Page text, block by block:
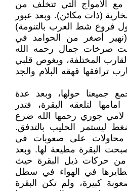
مع الامواج التي تتخلف من
(ذات مكائن). وبعد عبور
فروع شط العرب بالتنومة)
(نهير أصغر من الحوامد في
صرخات جمال رحمه الله
المختلفة، ويغوص قلبي
ترافقها قهقه البلام والجد
جميعنا حولها، وبعد عدة
لتلعقه البقرة، فتدر
لامي جوري رحمها الله ضرع
ليستمر الحليب بالتدفق.
محاولات على صعوبات في
البقرة مطيعة لها. وبعد
حركات ذيل البقرة حيث
في الهواء في سطل
كبيرة، ولم تكن البقرة